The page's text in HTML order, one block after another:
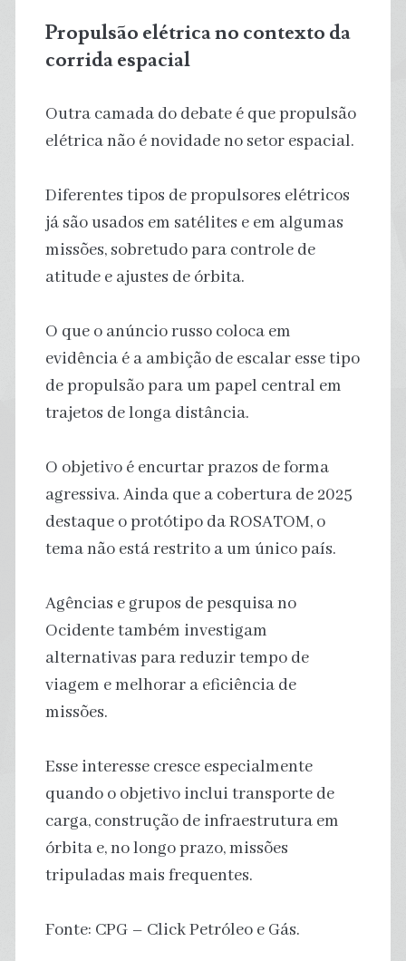
Propulsão elétrica no contexto da
corrida espacial
Outra camada do debate é que propulsão
elétrica não é novidade no setor espacial.
Diferentes tipos de propulsores elétricos
já são usados em satélites e em algumas
missões, sobretudo para controle de
atitude e ajustes de órbita.
O que o anúncio russo coloca em
evidência é a ambição de escalar esse tipo
de propulsão para um papel central em
trajetos de longa distância.
O objetivo é encurtar prazos de forma
agressiva. Ainda que a cobertura de 2025
destaque o protótipo da ROSATOM, o
tema não está restrito a um único país.
Agências e grupos de pesquisa no
Ocidente também investigam
alternativas para reduzir tempo de
viagem e melhorar a eficiência de
missões.
Esse interesse cresce especialmente
quando o objetivo inclui transporte de
carga, construção de infraestrutura em
órbita e, no longo prazo, missões
tripuladas mais frequentes.
Fonte: CPG – Click Petróleo e Gás.